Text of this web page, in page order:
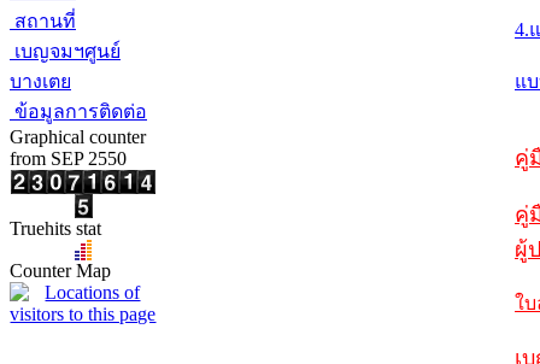
สถานที่
เบญจมฯศูนย์
บางเตย
ข้อมูลการติดต่อ
Graphical counter
from SEP 2550
Truehits stat
Counter Map
4.
แ
คู่
คู่
ผู้
ใ
เ